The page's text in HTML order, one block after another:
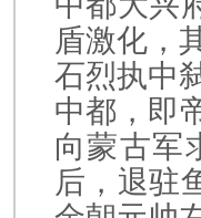
盾激化，
石烈执中
中都，即
向蒙古军
后，退驻